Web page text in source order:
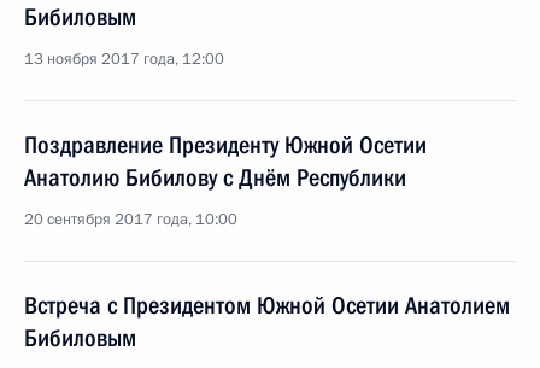
Бибиловым
13 ноября 2017 года, 12:00
Поздравление Президенту Южной Осетии
Анатолию Бибилову с Днём Республики
20 сентября 2017 года, 10:00
Встреча с Президентом Южной Осетии Анатолием
Бибиловым